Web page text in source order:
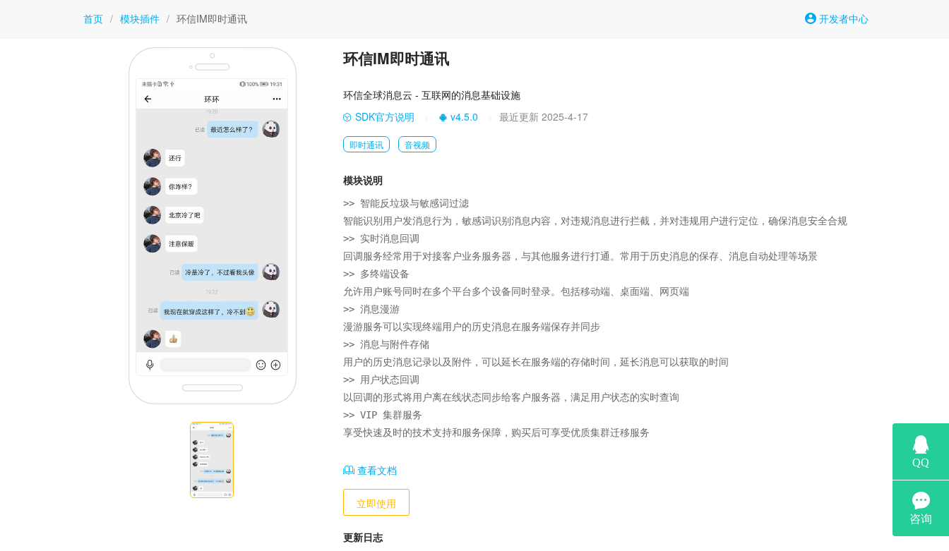
首页 / 模块插件 / 环信IM即时通讯 开发者中心
环信IM即时通讯
环信全球消息云 - 互联网的消息基础设施
SDK官方说明
v4.5.0 最近更新 2025-4-17
即时通讯 音视频
模块说明
>> 智能反垃圾与敏感词过滤
智能识别用户发消息行为，敏感词识别消息内容，对违规消息进行拦截，并对违规用户进行定位，确保消息安全合规
>> 实时消息回调
回调服务经常用于对接客户业务服务器，与其他服务进行打通。常用于历史消息的保存、消息自动处理等场景
>> 多终端设备
允许用户账号同时在多个平台多个设备同时登录。包括移动端、桌面端、网页端
>> 消息漫游
漫游服务可以实现终端用户的历史消息在服务端保存并同步
>> 消息与附件存储
用户的历史消息记录以及附件，可以延长在服务端的存储时间，延长消息可以获取的时间
>> 用户状态回调
以回调的形式将用户离在线状态同步给客户服务器，满足用户状态的实时查询
>> VIP 集群服务
享受快速及时的技术支持和服务保障，购买后可享受优质集群迁移服务
查看文档
立即使用
更新日志